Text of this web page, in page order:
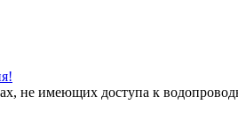
не имеющих доступа к